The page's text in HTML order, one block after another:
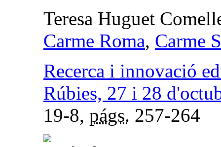
Teresa Huguet
Carme Roma, Carme
Recerca i innovació
Rúbies, 27 i 28
19-8, págs. 257-264